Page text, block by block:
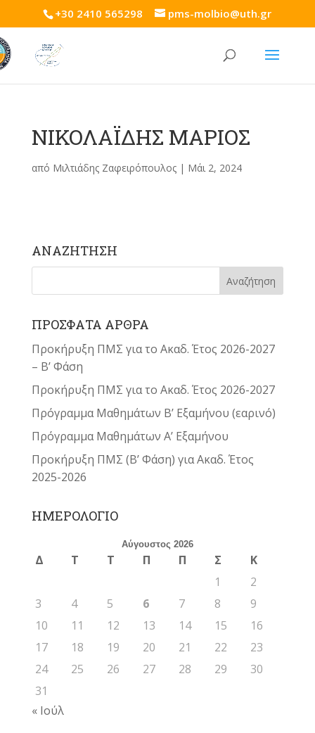
+30 2410 565298 pms-molbio@uth.gr
ΝΙΚΟΛΑΪΔΗΣ ΜΑΡΙΟΣ
από Μιλτιάδης Ζαφειρόπουλος| Μάι 2, 2024
ΑΝΑΖΗΤΗΣΗ
ΠΡΟΣΦΑΤΑ ΑΡΘΡΑ
Προκήρυξη ΠΜΣ για το Ακαδ. Έτος 2026-2027
– Β’ Φάση
Προκήρυξη ΠΜΣ για το Ακαδ. Έτος 2026-2027
Πρόγραμμα Μαθημάτων Β’ Εξαμήνου (εαρινό)
Πρόγραμμα Μαθημάτων Α’ Εξαμήνου
Προκήρυξη ΠΜΣ (Β’ Φάση) για Ακαδ. Έτος
2025-2026
ΗΜΕΡΟΛΟΓΙΟ
Αύγουστος 2026
Δ Τ Τ Π Π Σ
Κ
1
2
3
4 5 6 7 8
9
10
11 12 13 14 15
16
17
18 19 20 21 22
23
24
25 26 27 28 29
30
31
« Ιούλ